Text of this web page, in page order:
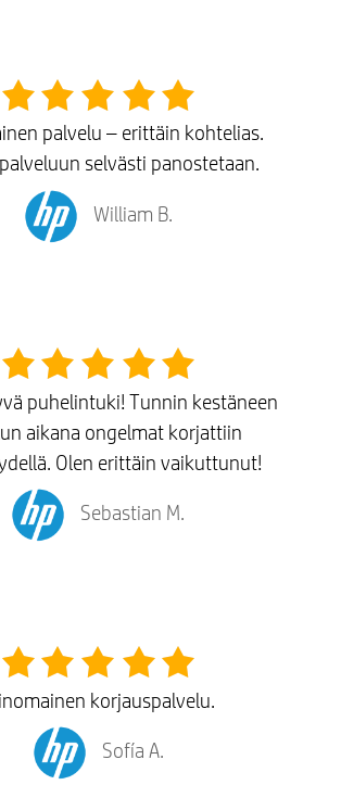
palvelu – erittäin kohtelias.
selvästi panostetaan.
William B.
puhelintuki! Tunnin kestäneen
aikana ongelmat korjattiin
Olen erittäin vaikuttunut!
Sebastian M.
korjauspalvelu.
Sofía A.